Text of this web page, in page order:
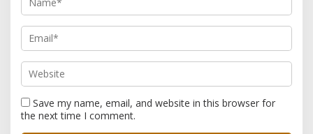
Save my name, email, and website in this browser for
the next time I comment.